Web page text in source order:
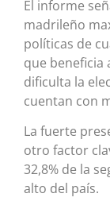
El informe
madrileño
políticas de
que beneficia
dificulta la
cuentan con
La fuerte
otro factor
32,8% de la
alto del país.